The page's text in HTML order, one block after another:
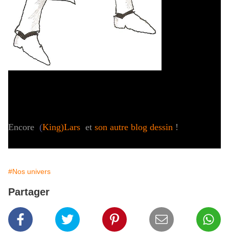
Encore (King)Lars et son autre blog dessin !
#Nos univers
Partager